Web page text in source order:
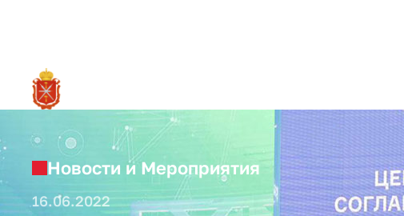
Новости и Мероприятия
16.06.2022